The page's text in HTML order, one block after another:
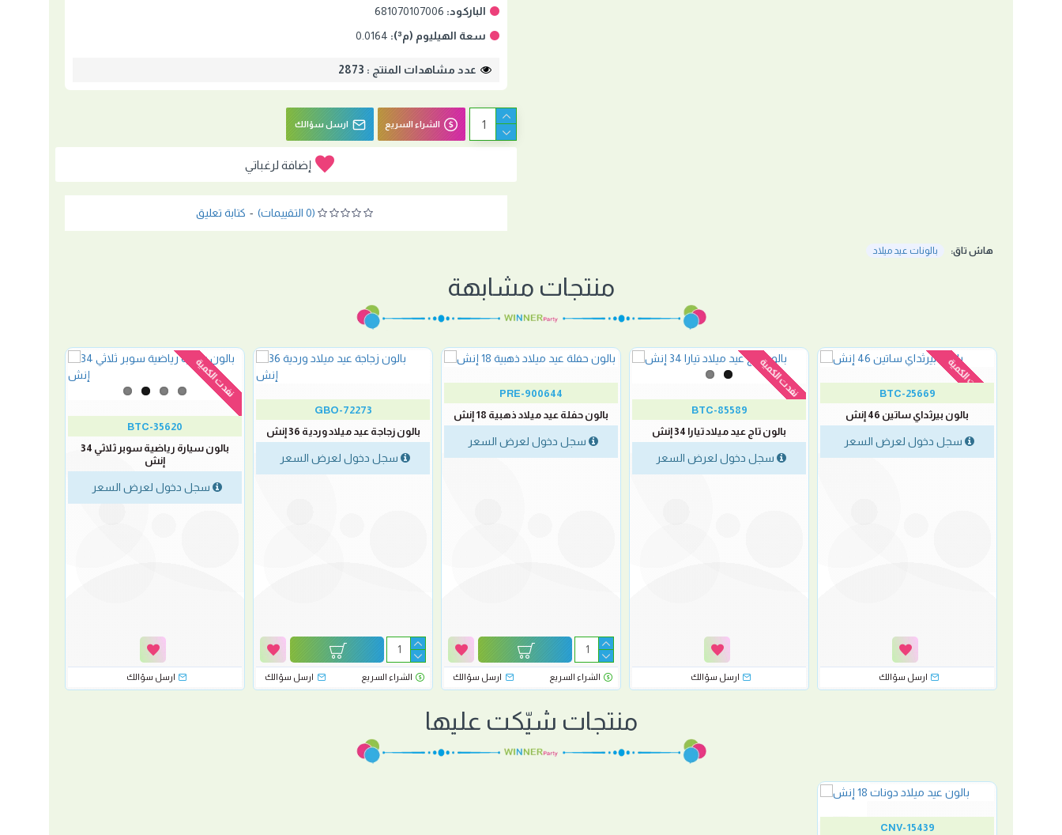
الباركود: 681070107006
سعة الهيليوم (م³):
0.0164
عدد مشاهدات المنتج : 2873
(0 التقييمات) - كتابة تعليق
الشراء السريع ارسل سؤالك
إضافة لرغباتي
هاش تاق: بالونات عيد ميلاد
منتجات مشابهة
نفدت الكمية
BTC-25669
بالون بيرثداي ساتين 46 إنش
سجل دخول لعرض السعر
ارسل سؤالك
نفدت الكمية
BTC-85589
بالون تاج عيد ميلاد تيارا 34 إنش
سجل دخول لعرض السعر
ارسل سؤالك
PRE-900644
بالون حفلة عيد ميلاد ذهبية 18 إنش
سجل دخول لعرض السعر
الشراء السريع ارسل سؤالك
GBO-72273
بالون زجاجة عيد ميلاد وردية 36 إنش
سجل دخول لعرض السعر
الشراء السريع ارسل سؤالك
نفدت الكمية
BTC-35620
بالون سيارة رياضية سوبر ثلاثي 34
إنش
سجل دخول لعرض السعر
ارسل سؤالك
منتجات شيّكت عليها
CNV-15439